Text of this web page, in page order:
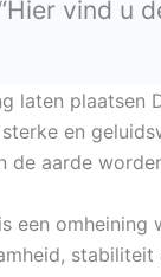
“Hier vind u
laten plaatsen
en
de aarde
een
stabiliteit